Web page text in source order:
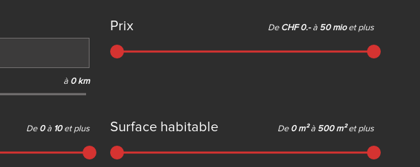
à 0 km
Prix De CHF 0.- à 50 mio et plus
De 0 à 10 et plus Surface habitable De 0 m² à 500 m² et plus